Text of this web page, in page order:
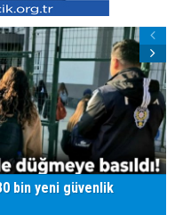
bin yeni güvenlik